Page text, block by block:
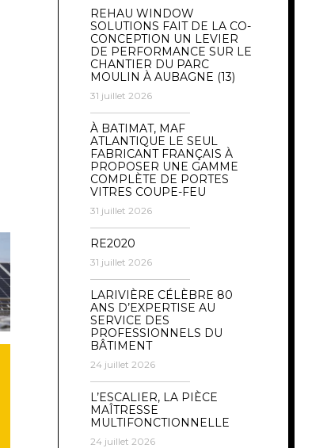
REHAU WINDOW
SOLUTIONS FAIT DE LA CO-
CONCEPTION UN LEVIER
DE PERFORMANCE SUR LE
CHANTIER DU PARC
MOULIN À AUBAGNE (13)
31 juillet 2026
À BATIMAT, MAF
ATLANTIQUE LE SEUL
FABRICANT FRANÇAIS À
PROPOSER UNE GAMME
COMPLÈTE DE PORTES
VITRES COUPE-FEU
31 juillet 2026
RE2020
31 juillet 2026
LARIVIÈRE CÉLÈBRE 80
ANS D’EXPERTISE AU
SERVICE DES
PROFESSIONNELS DU
BÂTIMENT
24 juillet 2026
L’ESCALIER, LA PIÈCE
MAÎTRESSE
MULTIFONCTIONNELLE
24 juillet 2026